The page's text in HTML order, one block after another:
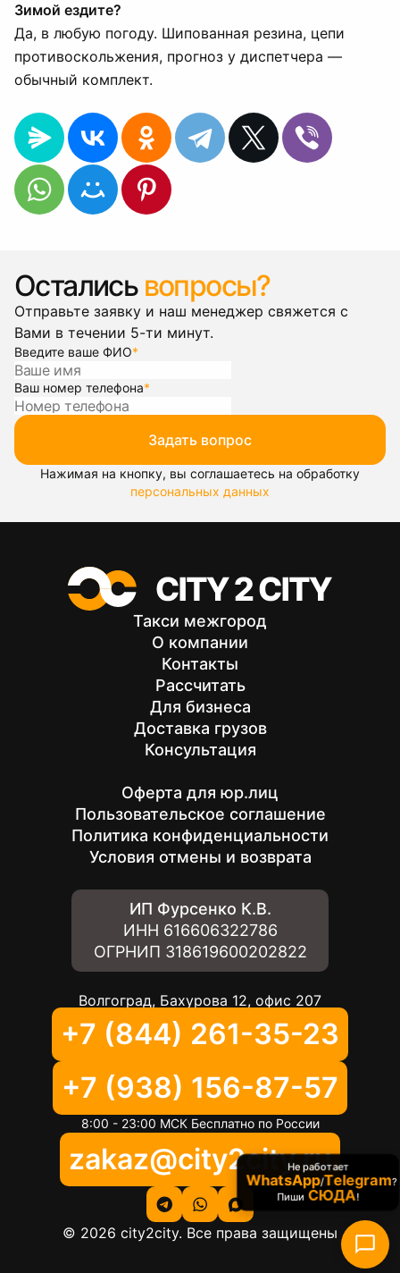
Зимой ездите?
Да, в любую погоду. Шипованная резина, цепи
противоскольжения, прогноз у диспетчера —
обычный комплект.
Остались вопросы?
Отправьте заявку и наш менеджер свяжется с
Вами в течении 5-ти минут.
Введите ваше ФИО*
Ваш номер телефона*
Задать вопрос
Нажимая на кнопку, вы соглашаетесь на обработку
персональных данных
Такси межгород
О компании
Контакты
Рассчитать
Для бизнеса
Доставка грузов
Консультация
Оферта для юр.лиц
Пользовательское соглашение
Политика конфиденциальности
Условия отмены и возврата
ИП Фурсенко К.В.
ИНН 616606322786
ОГРНИП 318619600202822
Волгоград, Бахурова 12, офис 207
+7 (844) 261-35-23
+7 (938) 156-87-57
8:00 - 23:00 МСК Бесплатно по России
zakaz@city2city.ru
© 2026 city2city. Все права защищены
Не работает
WhatsApp/Telegram?
Пиши СЮДА!